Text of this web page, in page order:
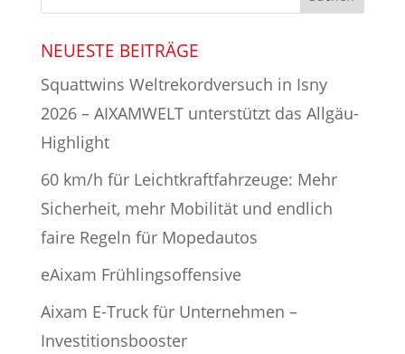
NEUESTE BEITRÄGE
Squattwins Weltrekordversuch in Isny
2026 – AIXAMWELT unterstützt das Allgäu-
Highlight
60 km/h für Leichtkraftfahrzeuge: Mehr
Sicherheit, mehr Mobilität und endlich
faire Regeln für Mopedautos
eAixam Frühlingsoffensive
Aixam E-Truck für Unternehmen –
Investitionsbooster